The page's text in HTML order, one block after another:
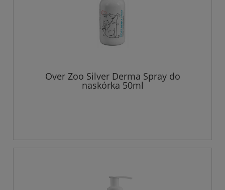
Over Zoo Silver Derma Spray do
naskórka 50ml